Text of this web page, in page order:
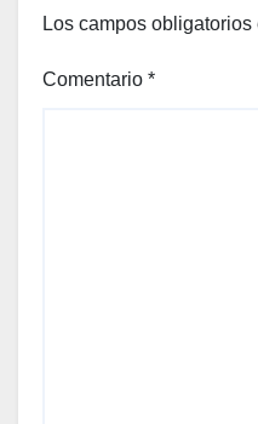
Los campos
Comentario *